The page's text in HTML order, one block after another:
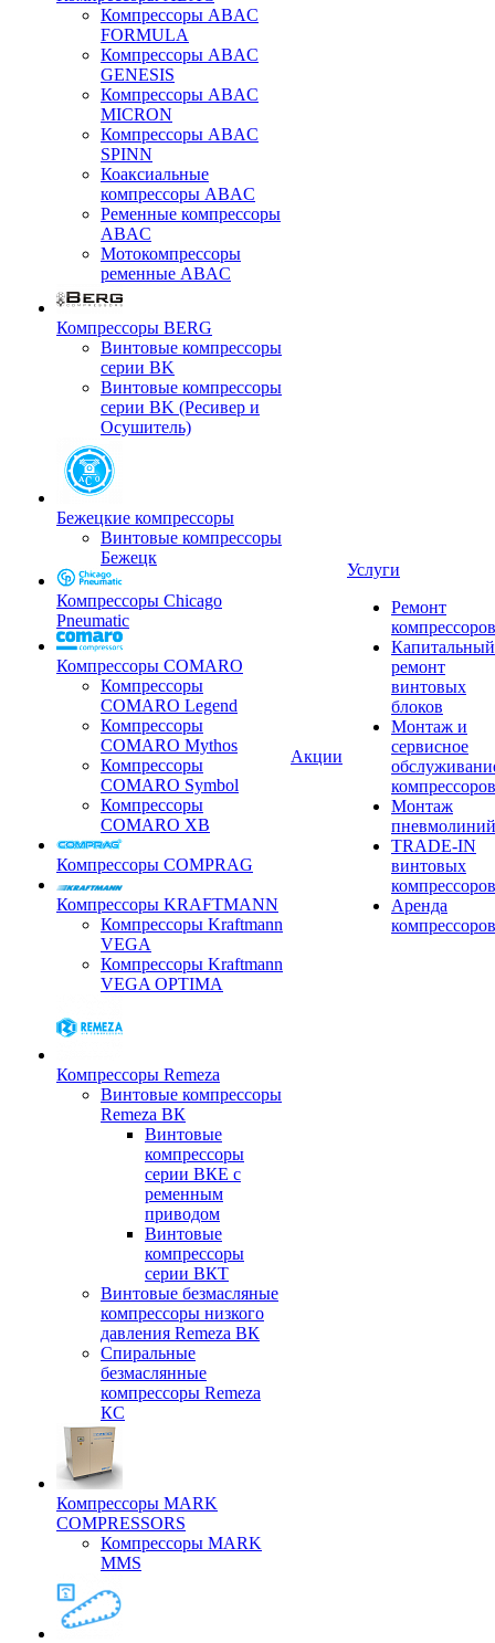
Компрессоры ABAC
FORMULA
Компрессоры ABAC
GENESIS
Компрессоры ABAC
MICRON
Компрессоры ABAC
SPINN
Коаксиальные
компрессоры ABAC
Ременные компрессоры
ABAC
Мотокомпрессоры
ременные ABAC
Компрессоры BERG
Винтовые компрессоры
серии BK
Винтовые компрессоры
серии BK (Ресивер и
Осушитель)
Бежецкие компрессоры
Винтовые компрессоры
Бежецк
Компрессоры Chicago
Pneumatic
Компрессоры COMARO
Компрессоры
COMARO Legend
Компрессоры
COMARO Mythos
Компрессоры
COMARO Symbol
Компрессоры
COMARO XB
Компрессоры COMPRAG
Компрессоры KRAFTMANN
Компрессоры Kraftmann
VEGA
Компрессоры Kraftmann
VEGA OPTIMA
Компрессоры Remeza
Винтовые компрессоры
Remeza ВК
Винтовые
компрессоры
серии ВКЕ с
ременным
приводом
Винтовые
компрессоры
серии ВКТ
Винтовые безмасляные
компрессоры низкого
давления Remeza ВК
Спиральные
безмаслянные
компрессоры Remeza
КС
Компрессоры MARK
COMPRESSORS
Компрессоры MARK
MMS
Акции
Услуги
Ремонт
компрессоров
Капитальный
ремонт
винтовых
блоков
Монтаж и
сервисное
компрессоров
Монтаж
пневмолиний
TRADE-IN
винтовых
компрессоров
Аренда
компрессоров